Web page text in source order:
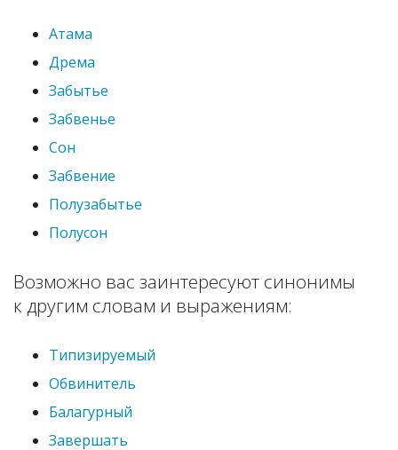
Атама
Дрема
Забытье
Забвенье
Сон
Забвение
Полузабытье
Полусон
Возможно вас заинтересуют синонимы
к другим словам и выражениям:
Типизируемый
Обвинитель
Балагурный
Завершать